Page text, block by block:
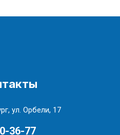
ул. Орбели, 17
36-77